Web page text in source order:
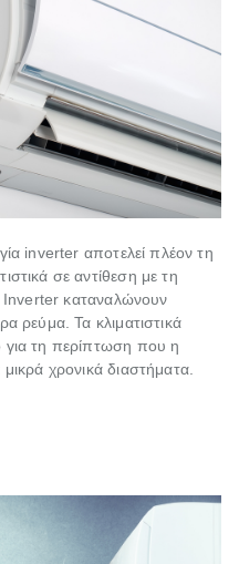
inverter αποτελεί πλέον τη
σε αντίθεση με τη
Inverter καταναλώνουν
ρεύμα. Τα κλιματιστικά
για τη περίπτωση που η
χρονικά διαστήματα.